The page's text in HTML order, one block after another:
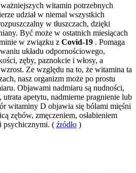
witamin potrzebnych
udział w niemal wszystkich
w tłuszczach, dzięki
Być może w ostatnich miesiącach
w związku z Covid-19 . Pomaga
układu odpornościowego,
zęby, paznokcie i włosy, a
Ze względu na to, że witamina ta
nasz organizm może po prostu
Objawami nadmiaru są nudności,
utrata apetytu, nadmierne pragnienie lub
witaminy D objawia się bólami mięśni
zębów, zmęczeniem, osłabieniem
psychicznymi. ( źródło )